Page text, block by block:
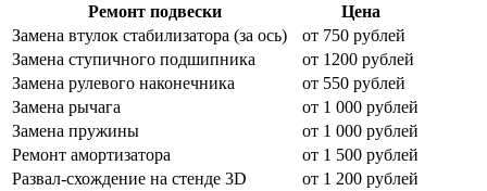
Ремонт подвески
Цена
Замена втулок стабилизатора (за ось)
от 750 рублей
Замена ступичного подшипника
от 1200 рублей
Замена рулевого наконечника
от 550 рублей
Замена рычага
от 1 000 рублей
Замена пружины
от 1 000 рублей
Ремонт амортизатора
от 1 500 рублей
Развал-схождение на стенде 3D
от 1 200 рублей